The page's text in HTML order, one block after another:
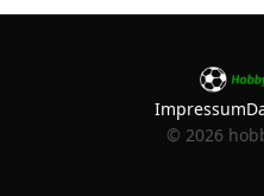
Impressum
© 2026